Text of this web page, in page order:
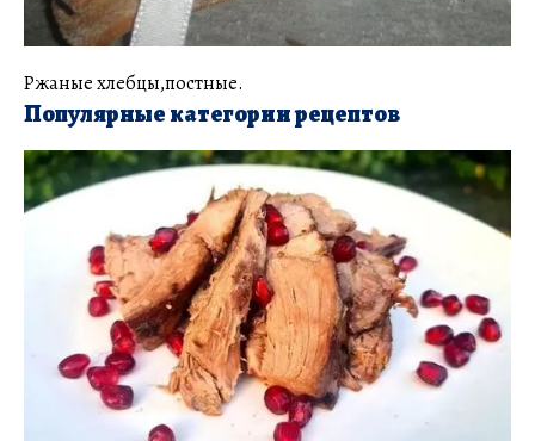
Ржаные хлебцы,постные.
Популярные категории рецептов